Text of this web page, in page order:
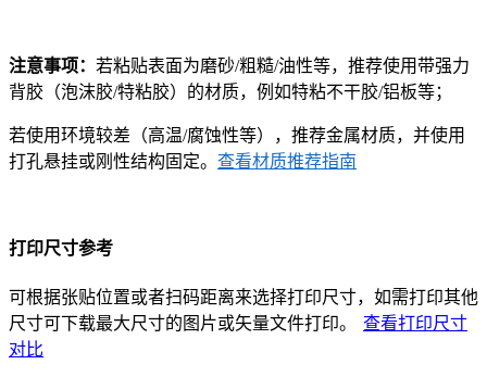
注意事项： 若粘贴表面为磨砂/粗糙/油性等，推荐使用带强力
背胶（泡沫胶/特粘胶）的材质，例如特粘不干胶/铝板等；
若使用环境较差（高温/腐蚀性等），推荐金属材质，并使用
打孔悬挂或刚性结构固定。 查看材质推荐指南
打印尺寸参考
可根据张贴位置或者扫码距离来选择打印尺寸，如需打印其他
尺寸可下载最大尺寸的图片或矢量文件打印。
查看打印尺寸
对比